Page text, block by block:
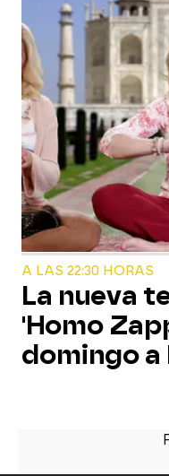
A LAS 22:30 HORAS
La nueva
'Homo
domingo a